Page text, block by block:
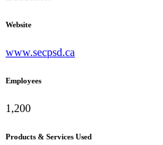
Website
www.secpsd.ca
Employees
1,200
Products & Services Used